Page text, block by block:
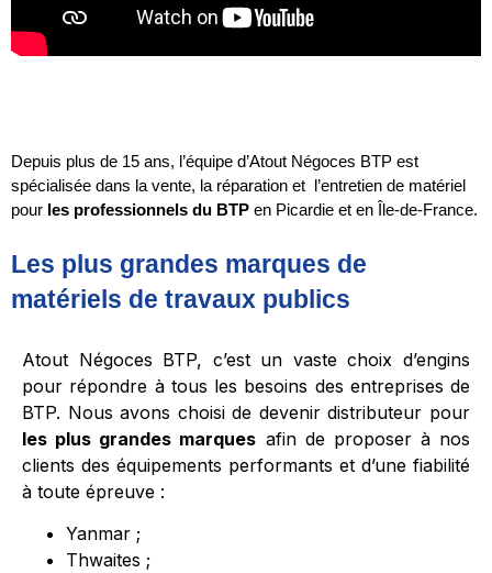
Depuis plus de 15 ans, l’équipe d’Atout Négoces BTP est
spécialisée dans la vente, la réparation et  l’entretien de matériel
pour les professionnels du BTP en Picardie et en Île-de-France.
Les plus grandes marques de
matériels de travaux publics
Atout Négoces BTP, c’est un vaste choix d’engins
pour répondre à tous les besoins des entreprises de
BTP. Nous avons choisi de devenir distributeur pour
les plus grandes marques afin de proposer à nos
clients des équipements performants et d’une fiabilité
à toute épreuve :
Yanmar ;
Thwaites ;